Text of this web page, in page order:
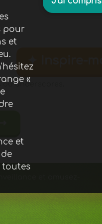
pour
et
«
et
toutes
ou underscores.
et amusez-